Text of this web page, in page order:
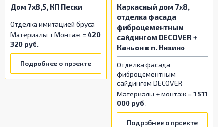
Дом 7х8,5, КП Пески
Отделка имитацией бруса
Материалы + Монтаж =420
320 руб.
Подробнее о проекте
Каркасный дом 7x8,
отделка фасада
фиброцементным
сайдингом DECOVER +
Каньон в п. Низино
Отделка фасада
фиброцементным
сайдингом DECOVER
Материалы + монтаж =1 511
000 руб.
Подробнее о проекте